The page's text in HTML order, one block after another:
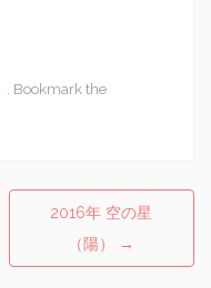
. Bookmark the
2016年 空の星
（陽）
→